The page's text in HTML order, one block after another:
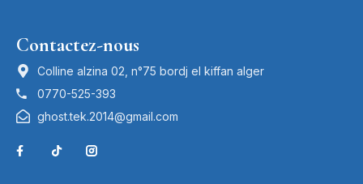
Contactez-nous
Colline alzina 02, n°75 bordj el kiffan alger
0770-525-393
ghost.tek.2014@gmail.com